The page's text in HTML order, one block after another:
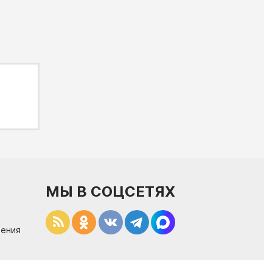
МЫ В СОЦСЕТЯХ